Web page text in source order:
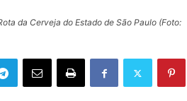
da Cerveja do Estado de São Paulo (Foto: